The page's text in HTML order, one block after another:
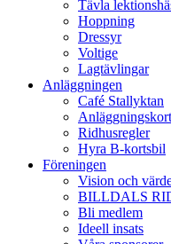
Tävla
Hoppning
Dressyr
Voltige
Lagtävlingar
Anläggningen
Café Stallyktan
Anläggningskort
Ridhusregler
Hyra B-kortsbil
Föreningen
Vision och
BILLDALS
Bli medlem
Ideell insats